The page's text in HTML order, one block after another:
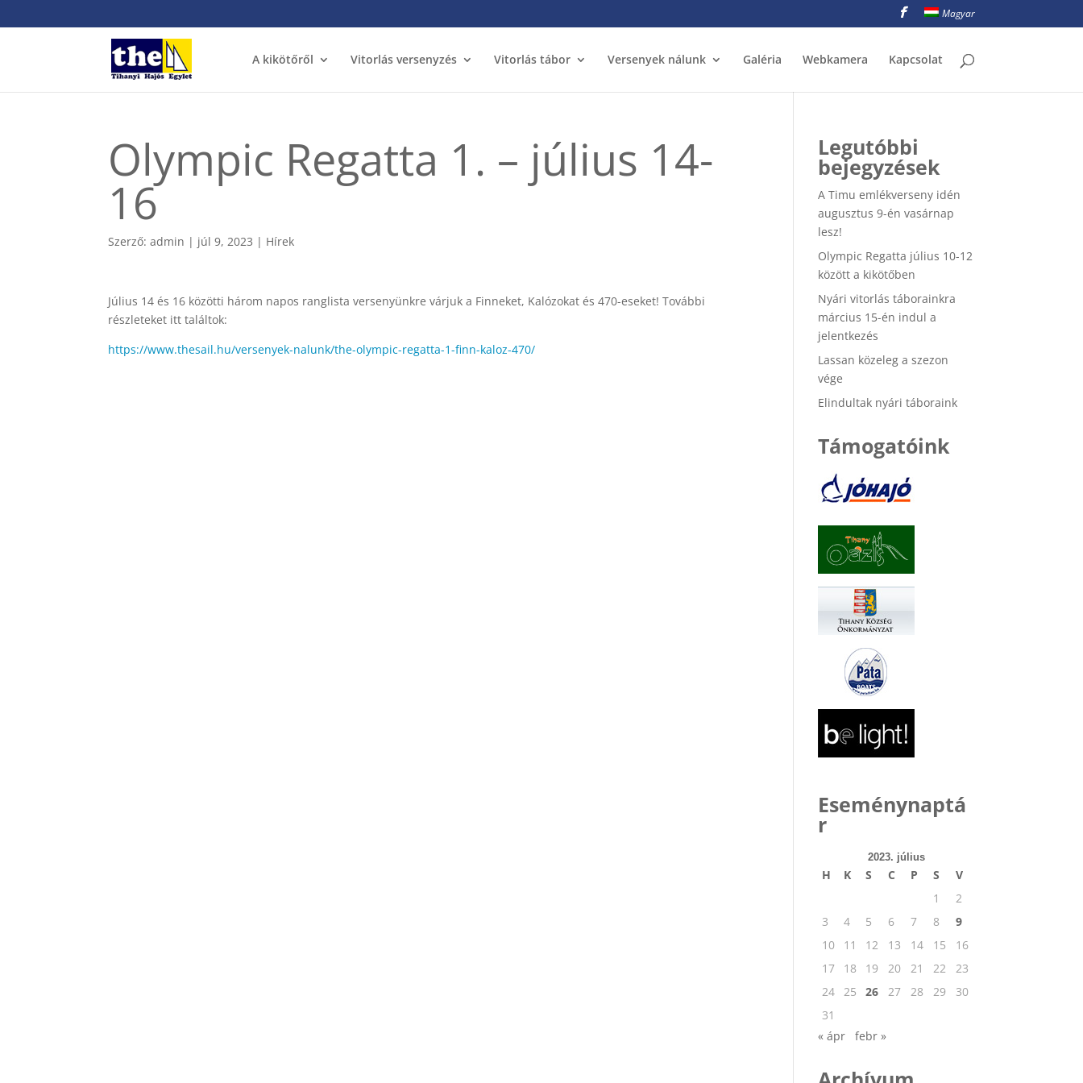
Magyar
A kikötőről Vitorlás versenyzés Vitorlás tábor Versenyek nálunk Galéria Webkamera Kapcsolat
Olympic Regatta 1. – július 14-
16
Szerző:admin | júl 9, 2023 | Hírek
Július 14 és 16 közötti három napos ranglista versenyünkre várjuk a Finneket, Kalózokat és 470-eseket! További
részleteket itt találtok:
https://www.thesail.hu/versenyek-nalunk/the-olympic-regatta-1-finn-kaloz-470/
Legutóbbi
bejegyzések
A Timu emlékverseny idén
augusztus 9-én vasárnap
lesz!
Olympic Regatta július 10-12
között a kikötőben
Nyári vitorlás táborainkra
március 15-én indul a
jelentkezés
Lassan közeleg a szezon
vége
Elindultak nyári táboraink
Támogatóink
Eseménynaptá
r
2023. július
H K S C P S
V
1
2
3
4 5 6 7 8
9
10
11 12 13 14 15
16
17
18 19 20 21 22
23
24 25 26 27 28 29
30
31
« ápr
febr »